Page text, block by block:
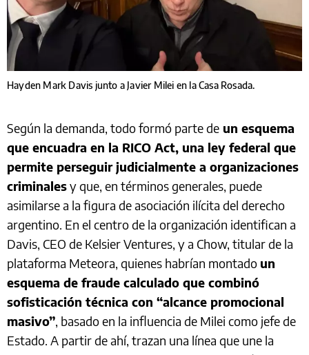
Hayden Mark Davis junto a Javier Milei en la Casa Rosada.
Según la demanda, todo formó parte de un esquema
que encuadra en la RICO Act, una ley federal que
permite perseguir judicialmente a organizaciones
criminalesy que, en términos generales, puede
asimilarse a la figura de asociación ilícita del derecho
argentino. En el centro de la organización identifican a
Davis, CEO de Kelsier Ventures, y a Chow, titular de la
plataforma Meteora, quienes habrían montado un
esquema de fraude calculado que combinó
sofisticación técnica con “alcance promocional
masivo” , basado en la influencia de Milei como jefe de
Estado. A partir de ahí, trazan una línea que une la